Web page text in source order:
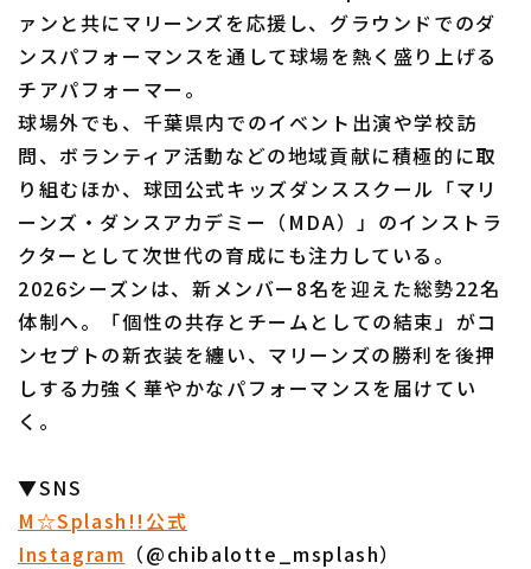
ァンと共にマリーンズを応援し、グラウンドでのダ
ンスパフォーマンスを通して球場を熱く盛り上げる
チアパフォーマー。
球場外でも、千葉県内でのイベント出演や学校訪
問、ボランティア活動などの地域貢献に積極的に取
り組むほか、球団公式キッズダンススクール「マリ
ーンズ・ダンスアカデミー（MDA）」のインストラ
クターとして次世代の育成にも注力している。
2026シーズンは、新メンバー8名を迎えた総勢22名
体制へ。「個性の共存とチームとしての結束」がコ
ンセプトの新衣装を纏い、マリーンズの勝利を後押
しする力強く華やかなパフォーマンスを届けてい
く。
▼SNS
M☆Splash!!公式
Instagram （@chibalotte_msplash）